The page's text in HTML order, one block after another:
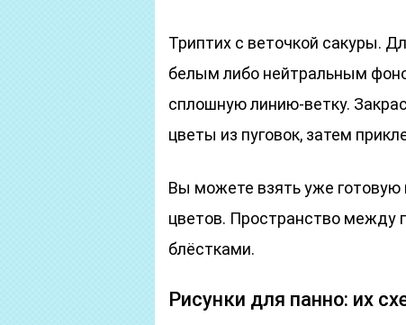
Триптих с веточкой сакуры.
белым либо нейтральным
сплошную линию-ветку.
цветы из пуговок, затем
Вы можете взять уже готовую
цветов. Пространство между
блёстками.
Рисунки для панно: их